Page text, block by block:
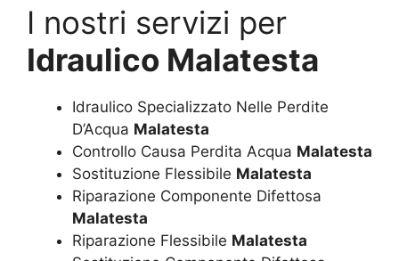
I nostri servizi per
Idraulico Malatesta
Idraulico Specializzato Nelle Perdite
D’Acqua Malatesta
Controllo Causa Perdita Acqua Malatesta
Sostituzione Flessibile Malatesta
Riparazione Componente Difettosa
Malatesta
Riparazione Flessibile Malatesta